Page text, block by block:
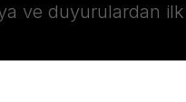
ve duyurulardan